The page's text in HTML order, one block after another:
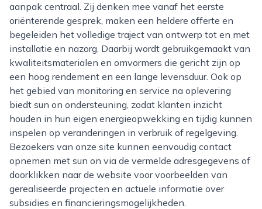
aanpak centraal. Zij denken mee vanaf het eerste
oriënterende gesprek, maken een heldere offerte en
begeleiden het volledige traject van ontwerp tot en met
installatie en nazorg. Daarbij wordt gebruikgemaakt van
kwaliteitsmaterialen en omvormers die gericht zijn op
een hoog rendement en een lange levensduur. Ook op
het gebied van monitoring en service na oplevering
biedt sun on ondersteuning, zodat klanten inzicht
houden in hun eigen energieopwekking en tijdig kunnen
inspelen op veranderingen in verbruik of regelgeving.
Bezoekers van onze site kunnen eenvoudig contact
opnemen met sun on via de vermelde adresgegevens of
doorklikken naar de website voor voorbeelden van
gerealiseerde projecten en actuele informatie over
subsidies en financieringsmogelijkheden.